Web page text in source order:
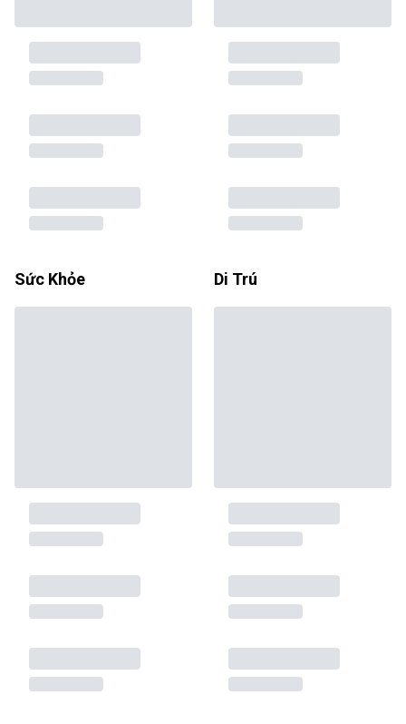
Sức Khỏe Di Trú